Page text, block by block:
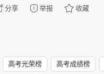
分享 举报 收藏
高考光荣榜 高考成绩榜